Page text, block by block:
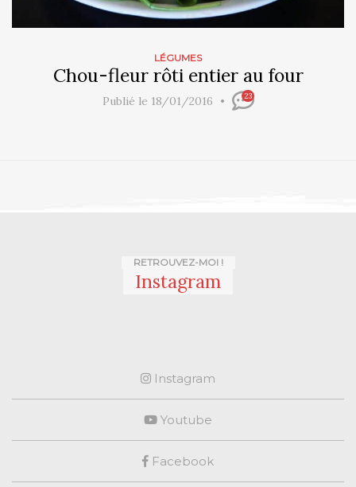
LÉGUMES
Chou-fleur rôti entier au four
Publié le 18/01/2016 23
RETROUVEZ-MOI !
Instagram
Instagram
Youtube
Facebook